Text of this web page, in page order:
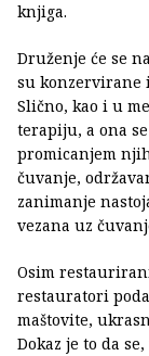
knjiga.
Druženje će se
su konzervirane
Slično, kao i u
terapiju, a ona
promicanjem
čuvanje,
zanimanje
vezana uz
Osim
restauratori
maštovite,
Dokaz je to da